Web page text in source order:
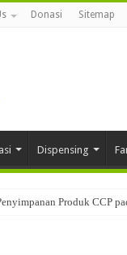
Donasi Sitemap
Dispensing
Produk CCP